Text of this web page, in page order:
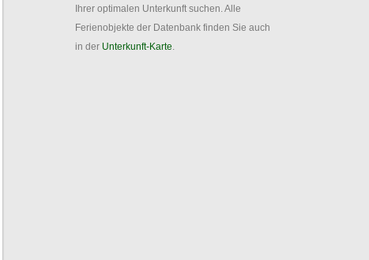
Ihrer optimalen Unterkunft suchen. Alle
Ferienobjekte der Datenbank finden Sie auch
in der Unterkunft-Karte.